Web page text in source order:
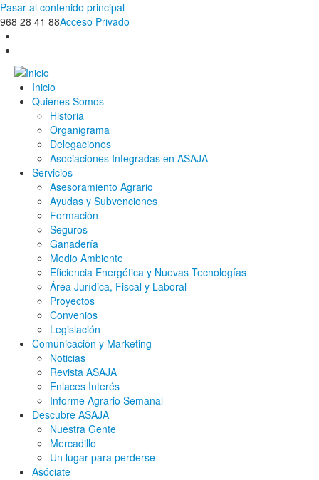
Pasar al contenido principal
968 28 41 88Acceso Privado
Inicio
Quiénes Somos
Historia
Organigrama
Delegaciones
Asociaciones Integradas en ASAJA
Servicios
Asesoramiento Agrario
Ayudas y Subvenciones
Formación
Seguros
Ganadería
Medio Ambiente
Eficiencia Energética y Nuevas Tecnologías
Área Jurídica, Fiscal y Laboral
Proyectos
Convenios
Legislación
Comunicación y Marketing
Noticias
Revista ASAJA
Enlaces Interés
Informe Agrario Semanal
Descubre ASAJA
Nuestra Gente
Mercadillo
Un lugar para perderse
Asóciate